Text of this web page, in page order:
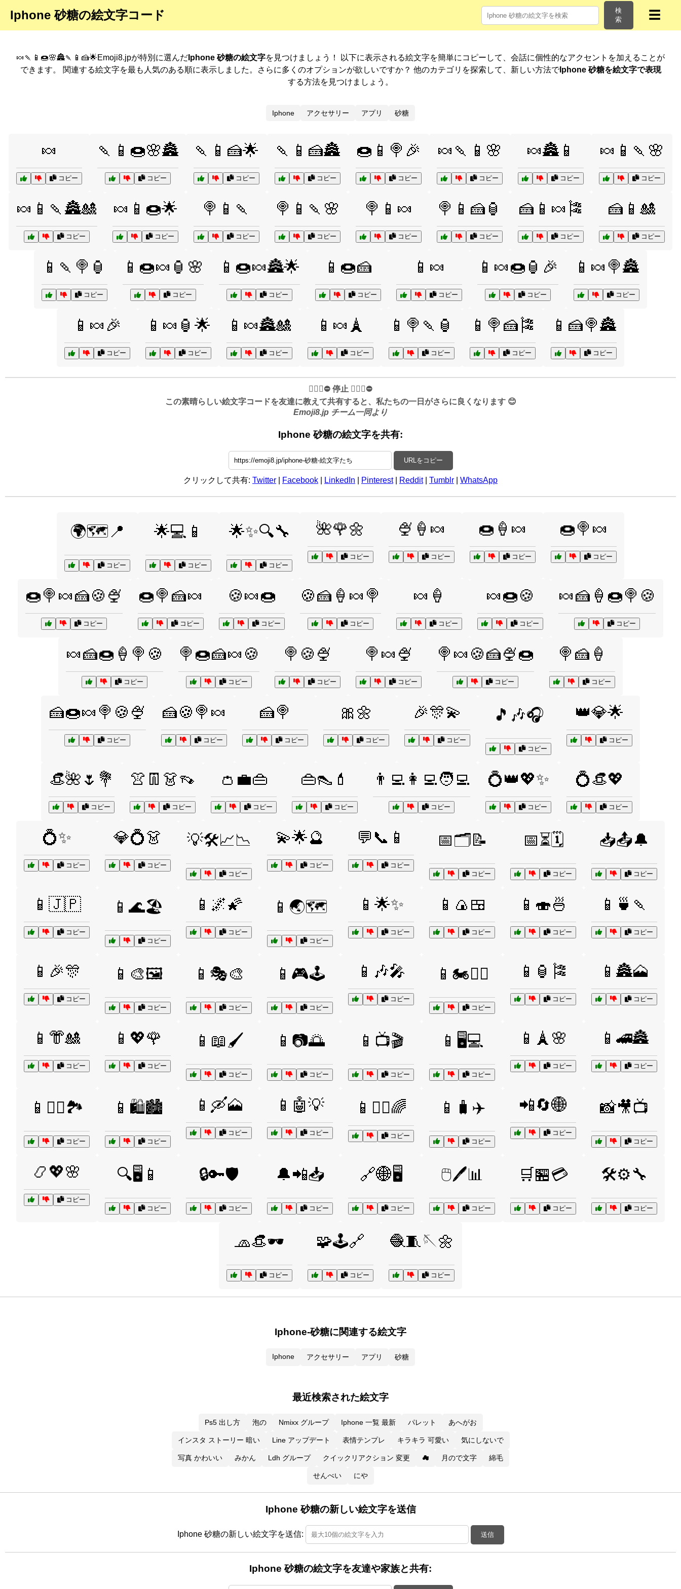
Iphone 砂糖の絵文字コード
検
索
☰
🍬🍡📱🍩🌸🏯🍡📱🍰🌟Emoji8.jpが特別に選んだ Iphone 砂糖の絵文字を見つけましょう！ 以下に表示される絵文字を簡単にコピーして、会話に個性的なアクセントを加えることが
できます。 関連する絵文字を最も人気のある順に表示しました。さらに多くのオプションが欲しいですか？ 他のカテゴリを探索して、新しい方法でIphone 砂糖を絵文字で表現
する方法を見つけましょう。
Iphone アクセサリー アプリ 砂糖
🍬
コピー
🍡📱🍩🌸🏯
コピー
🍡📱🍰🌟
コピー
🍡📱🍰🏯
コピー
🍩📱🍭🎉
コピー
🍬🍡📱🌸
コピー
🍬🏯📱
コピー
🍬📱🍡🌸
コピー
🍬📱🍡🏯🎎
コピー
🍬📱🍩🌟
コピー
🍭📱🍡
コピー
🍭📱🍡🌸
コピー
🍭📱🍬
コピー
🍭📱🍰🏮
コピー
🍰📱🍬🎏
コピー
🍰📱🎎
コピー
📱🍡🍭🏮
コピー
📱🍩🍬🏮🌸
コピー
📱🍩🍬🏯🌟
コピー
📱🍩🍰
コピー
📱🍬
コピー
📱🍬🍩🏮🎉
コピー
📱🍬🍭🏯
コピー
📱🍬🎉
コピー
📱🍬🏮🌟
コピー
📱🍬🏯🎎
コピー
📱🍬🗼
コピー
📱🍭🍡🏮
コピー
📱🍭🍰🎏
コピー
📱🍰🍭🏯
コピー
✋🏻🛑⛔️ 停止 ✋🏻🛑⛔️
この素晴らしい絵文字コードを友達に教えて共有すると、私たちの一日がさらに良くなります 😊
Emoji8.jp チーム一同より
Iphone 砂糖の絵文字を共有:
URLをコピー
クリックして共有: Twitter Facebook LinkedIn Pinterest| Reddit| Tumblr WhatsApp
🌍🗺️📍
コピー
🌟💻📱
コピー
🌟✨🔍🔧
コピー
🌺🌹🌼
コピー
🍨🍦🍬
コピー
🍩🍦🍬
コピー
🍩🍭🍬
コピー
🍩🍭🍬🍰🍪🍨
コピー
🍩🍭🍰🍬
コピー
🍪🍬🍩
コピー
🍪🍰🍦🍬🍭
コピー
🍬🍦
コピー
🍬🍩🍪
コピー
🍬🍰🍦🍩🍭🍪
コピー
🍬🍰🍩🍦🍭🍪
コピー
🍭🍩🍰🍬🍪
コピー
🍭🍪🍨
コピー
🍭🍬🍨
コピー
🍭🍬🍪🍰🍨🍩
コピー
🍭🍰🍦
コピー
🍰🍩🍬🍭🍪🍨
コピー
🍰🍪🍭🍬
コピー
🍰🍭
コピー
🎀🌼
コピー
🎉🎊💫
コピー
🎵🎶🎧
コピー
👑💎🌟
コピー
👒🌺🌷💐
コピー
👚👖👗👡
コピー
👛💼👜
コピー
👜👠💄
コピー
👨‍💻👩‍💻🧑‍💻
コピー
💍👑💖✨
コピー
💍👒💖
コピー
💍✨
コピー
💎💍👗
コピー
💡🛠️📈📉
コピー
💫🌟🔮
コピー
💬📞📱
コピー
📅🗂️📝
コピー
📅⏳🗓️
コピー
📥📤🔔
コピー
📱🇯🇵
コピー
📱🌊🏖️
コピー
📱🌌🌠
コピー
📱🌏🗺️
コピー
📱🌟✨
コピー
📱🍙🍱
コピー
📱🍣🍜
コピー
📱🍵🍡
コピー
📱🎉🎊
コピー
📱🎨🖼️
コピー
📱🎭🎨
コピー
📱🎮🕹️
コピー
📱🎶🎤
コピー
📱🏍️🚵‍♀️
コピー
📱🏮🎏
コピー
📱🏯🗻
コピー
📱👘🎎
コピー
📱💖🌹
コピー
📱📖🖌️
コピー
📱📷🌅
コピー
📱📺🎬
コピー
📱🖥️💻
コピー
📱🗼🌸
コピー
📱🚄🏯
コピー
📱🚶‍♂️🏞️
コピー
📱🛍️🏙️
コピー
📱🛶🗻
コピー
📱🤖💡
コピー
📱🧘‍♀️🌈
コピー
📱🧳✈️
コピー
📲🔄🌐
コピー
📸🎥📺
コピー
📿💖🌸
コピー
🔍🖥️📱
コピー
🔒🔑🛡️
コピー
🔔📲📥
コピー
🔗🌐🖥️
コピー
🖱️🖊️📊
コピー
🛒🏪💳
コピー
🛠️⚙️🔧
コピー
🧢👒🕶️
コピー
🧩🕹️🔗
コピー
🧶🧵🪡🌼
コピー
Iphone-砂糖に関連する絵文字
Iphone アクセサリー アプリ 砂糖
最近検索された絵文字
Ps5 出し方 泡の Nmixx グループ Iphone 一覧 最新 パレット あへがお
インスタ ストーリー 暗い Line アップデート 表情テンプレ キラキラ 可愛い 気にしないで
写真 かわいい みかん Ldh グループ クイックリアクション 変更 ☁ 月ので文字 綿毛
せんべい にや
Iphone 砂糖の新しい絵文字を送信
Iphone 砂糖の新しい絵文字を送信: 送信
Iphone 砂糖の絵文字を友達や家族と共有: